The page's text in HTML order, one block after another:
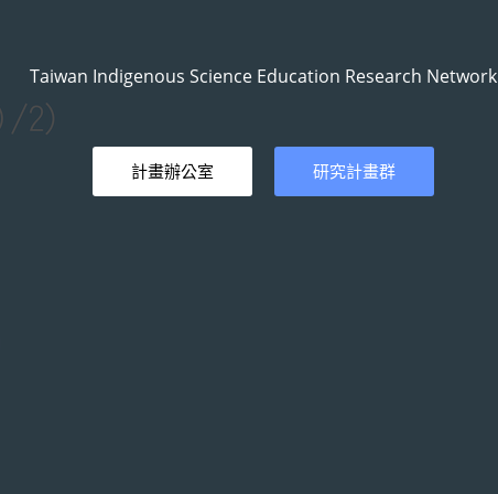
Taiwan Indigenous Science Education Research Network
計畫辦公室 研究計畫群